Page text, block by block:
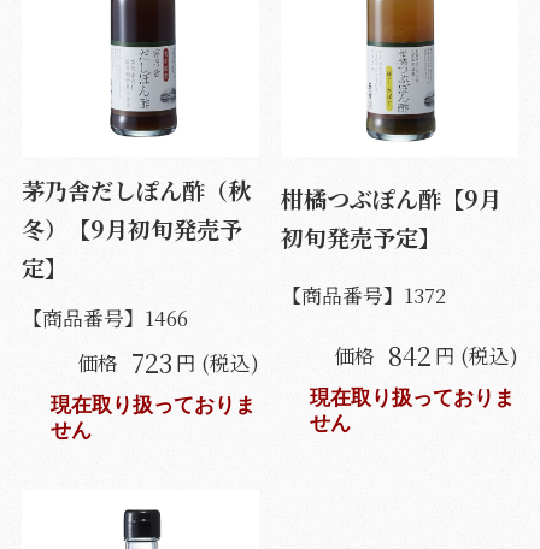
茅乃舎だしぽん酢（秋
冬）【9月初旬発売予
定】
【商品番号】 1466
価格 723 円 (税込)
現在取り扱っておりま
せん
柑橘つぶぽん酢【9月
初旬発売予定】
【商品番号】 1372
価格 842 円 (税込)
現在取り扱っておりま
せん